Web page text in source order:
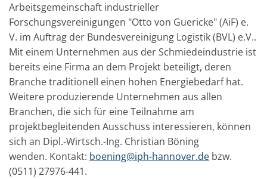
Arbeitsgemeinschaft industrieller
Forschungsvereinigungen "Otto von Guericke" (AiF) e.
V. im Auftrag der Bundesvereinigung Logistik (BVL) e.V..
Mit einem Unternehmen aus der Schmiedeindustrie ist
bereits eine Firma an dem Projekt beteiligt, deren
Branche traditionell einen hohen Energiebedarf hat.
Weitere produzierende Unternehmen aus allen
Branchen, die sich für eine Teilnahme am
projektbegleitenden Ausschuss interessieren, können
sich an Dipl.-Wirtsch.-Ing. Christian Böning
wenden. Kontakt: boening@iph-hannover.de bzw.
(0511) 27976-441.